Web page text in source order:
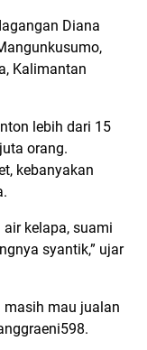
Diana
Kalimantan
lebih dari 15
orang.
kebanyakan
kelapa, suami
syantik,” ujar
masih mau jualan